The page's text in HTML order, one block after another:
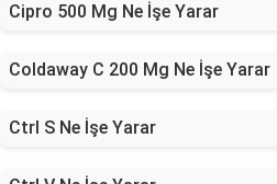
Cipro 500 Mg Ne İşe Yarar
Coldaway C 200 Mg Ne İşe Yarar
Ctrl S Ne İşe Yarar